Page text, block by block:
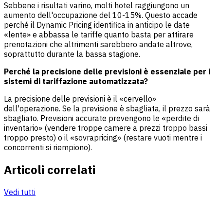
Sebbene i risultati varino, molti hotel raggiungono un
aumento dell'occupazione del 10-15%. Questo accade
perché il Dynamic Pricing identifica in anticipo le date
«lente» e abbassa le tariffe quanto basta per attirare
prenotazioni che altrimenti sarebbero andate altrove,
soprattutto durante la bassa stagione.
Perché la precisione delle previsioni è essenziale per i
sistemi di tariffazione automatizzata?
La precisione delle previsioni è il «cervello»
dell'operazione. Se la previsione è sbagliata, il prezzo sarà
sbagliato. Previsioni accurate prevengono le «perdite di
inventario» (vendere troppe camere a prezzi troppo bassi
troppo presto) o il «sovrapricing» (restare vuoti mentre i
concorrenti si riempiono).
Articoli correlati
Vedi tutti